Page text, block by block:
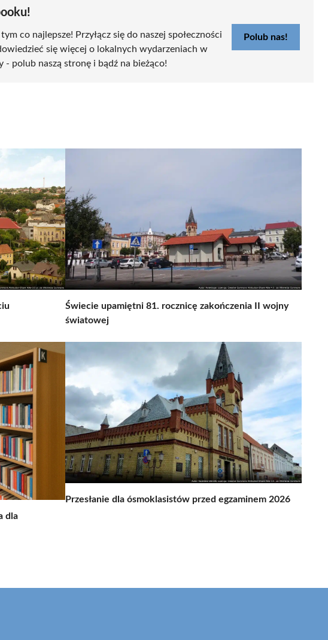
co najlepsze! Przyłącz się do naszej społeczności
się więcej o lokalnych wydarzeniach w
- polub naszą stronę i bądź na bieżąco!
Polub nas!
Świecie upamiętni 81. rocznicę zakończenia II wojny
światowej
dla
Przesłanie dla ósmoklasistów przed egzaminem 2026